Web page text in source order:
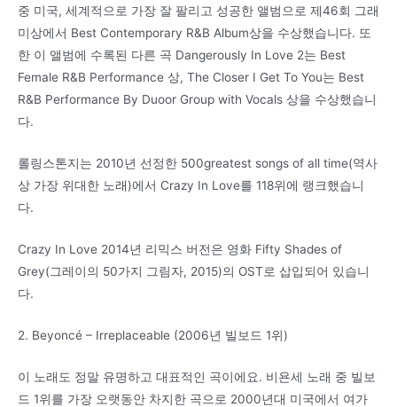
중 미국, 세계적으로 가장 잘 팔리고 성공한 앨범으로 제46회 그래
미상에서 Best Contemporary R&B Album상을 수상했습니다. 또
한 이 앨범에 수록된 다른 곡 Dangerously In Love 2는 Best
Female R&B Performance 상, The Closer I Get To You는 Best
R&B Performance By Duoor Group with Vocals 상을 수상했습니
다.
롤링스톤지는 2010년 선정한 500greatest songs of all time(역사
상 가장 위대한 노래)에서 Crazy In Love를 118위에 랭크했습니
다.
Crazy In Love 2014년 리믹스 버전은 영화 Fifty Shades of
Grey(그레이의 50가지 그림자, 2015)의 OST로 삽입되어 있습니
다.
2. Beyoncé – Irreplaceable (2006년 빌보드 1위)
이 노래도 정말 유명하고 대표적인 곡이에요. 비욘세 노래 중 빌보
드 1위를 가장 오랫동안 차지한 곡으로 2000년대 미국에서 여가